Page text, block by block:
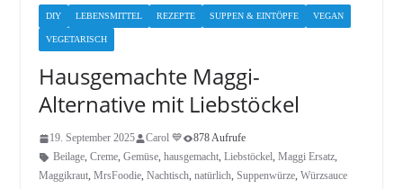
DIY LEBENSMITTEL REZEPTE SUPPEN & EINTÖPFE VEGAN
VEGETARISCH
Hausgemachte Maggi-
Alternative mit Liebstöckel
19. September 2025 Carol 💙
878 Aufrufe
Beilage, Creme, Gemüse, hausgemacht, Liebstöckel, Maggi Ersatz,
Maggikraut, MrsFoodie, Nachtisch, natürlich, Suppenwürze, Würzsauce